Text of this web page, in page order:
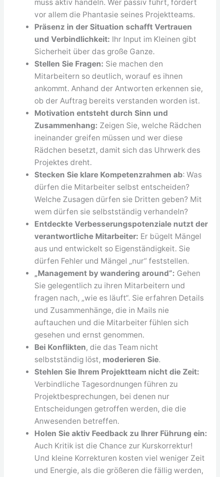
muss aktiv handeln. Wer passiv führt, fördert
vor allem die Phantasie seines Projektteams.
Präsenz in der Situation schafft Vertrauen
und Verbindlichkeit: Ihr Input im Kleinen gibt
Sicherheit über das große Ganze.
Stellen Sie Fragen: Sie machen den
Mitarbeitern so deutlich, worauf es ihnen
ankommt. Anhand der Antworten erkennen sie,
ob der Auftrag bereits verstanden worden ist.
Motivation entsteht durch Sinn und
Zusammenhang: Zeigen Sie, welche Rädchen
ineinander greifen müssen und wer diese
Rädchen besetzt, damit sich das Uhrwerk des
Projektes dreht.
Stecken Sie klare Kompetenzrahmen ab: Was
dürfen die Mitarbeiter selbst entscheiden?
Welche Zusagen dürfen sie Dritten geben? Mit
wem dürfen sie selbstständig verhandeln?
Entdeckte Verbesserungspotenziale nutzt der
verantwortliche Mitarbeiter: Er bügelt Mängel
aus und entwickelt so Eigenständigkeit. Sie
dürfen Fehler und Mängel „nur“ feststellen.
„Management by wandering around“: Gehen
Sie gelegentlich zu ihren Mitarbeitern und
fragen nach, „wie es läuft“. Sie erfahren Details
und Zusammenhänge, die in Mails nie
auftauchen und die Mitarbeiter fühlen sich
gesehen und ernst genommen.
Bei Konflikten, die das Team nicht
selbstständig löst, moderieren Sie.
Stehlen Sie Ihrem Projektteam nicht die Zeit:
Verbindliche Tagesordnungen führen zu
Projektbesprechungen, bei denen nur
Entscheidungen getroffen werden, die die
Anwesenden betreffen.
Holen Sie aktiv Feedback zu Ihrer Führung ein:
Auch Kritik ist die Chance zur Kurskorrektur!
Und kleine Korrekturen kosten viel weniger Zeit
und Energie, als die größeren die fällig werden,